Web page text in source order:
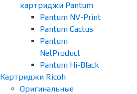
картриджи Pantum
Pantum NV-Print
Pantum Cactus
Pantum
NetProduct
Pantum Hi-Black
Картриджи Ricoh
Оригинальные